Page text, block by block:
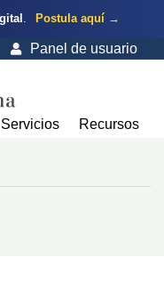
. Postula aquí →
Panel de usuario
Servicios Recursos